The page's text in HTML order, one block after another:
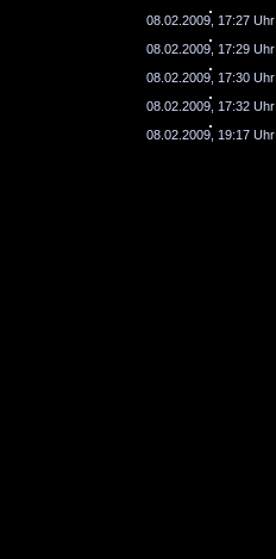
08.02.2009, 17:27 Uhr
08.02.2009, 17:29 Uhr
08.02.2009, 17:30 Uhr
08.02.2009, 17:32 Uhr
08.02.2009, 19:17 Uhr